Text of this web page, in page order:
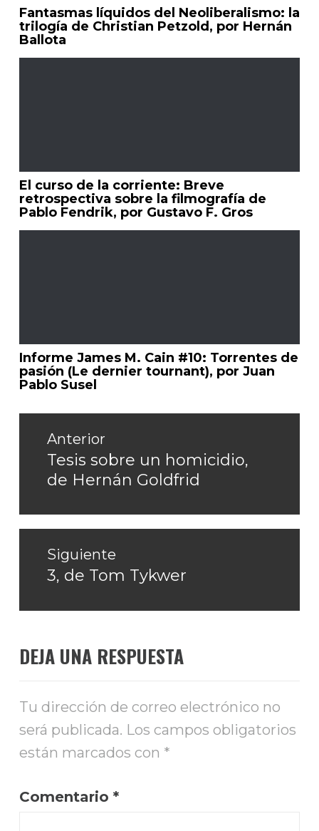
Fantasmas líquidos del Neoliberalismo: la
trilogía de Christian Petzold, por Hernán
Ballota
El curso de la corriente: Breve
retrospectiva sobre la filmografía de
Pablo Fendrik, por Gustavo F. Gros
Informe James M. Cain #10: Torrentes de
pasión (Le dernier tournant), por Juan
Pablo Susel
Navegación
entradas
Anterior
Entrada
anterior:
Tesis sobre un homicidio,
de Hernán Goldfrid
Siguiente
Entrada
3, de Tom Tykwer
DEJA UNA RESPUESTA
Tu dirección de correo electrónico no
será publicada. Los campos obligatorios
están marcados con *
Comentario *